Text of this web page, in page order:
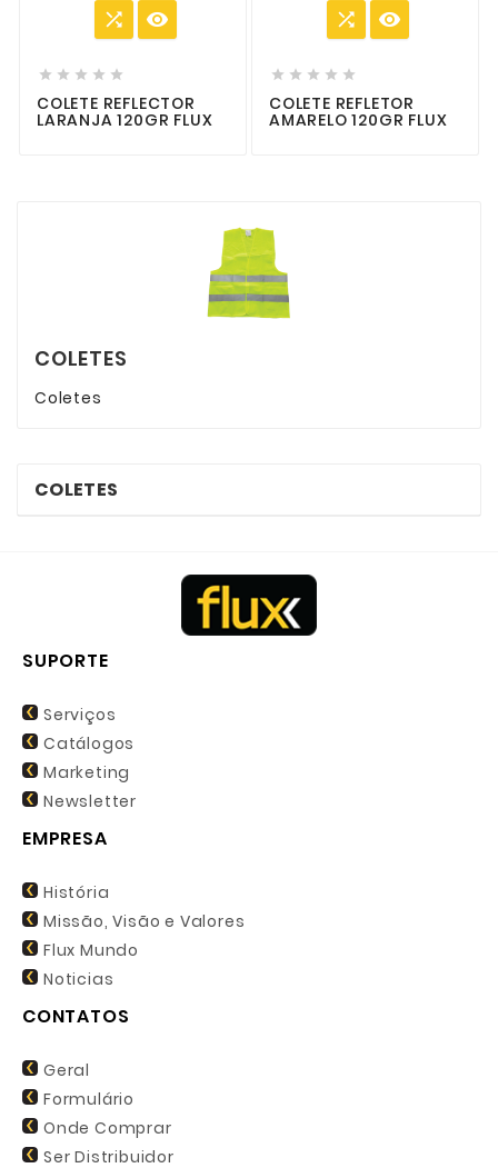
 
    
COLETE REFLECTOR
LARANJA 120GR FLUX
 
    
COLETE REFLETOR
AMARELO 120GR FLUX
COLETES
Coletes
COLETES
SUPORTE
Serviços
Catálogos
Marketing
Newsletter
EMPRESA
História
Missão, Visão e Valores
Flux Mundo
Noticias
CONTATOS
Geral
Formulário
Onde Comprar
Ser Distribuidor